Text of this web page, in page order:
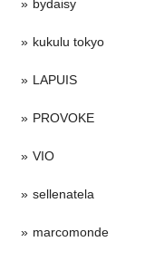
bydaisy
kukulu tokyo
LAPUIS
PROVOKE
VIO
sellenatela
marcomonde